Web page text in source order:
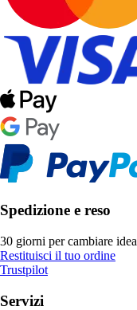
Spedizione e reso
30 giorni per cambiare idea
Restituisci il tuo ordine
Trustpilot
Servizi